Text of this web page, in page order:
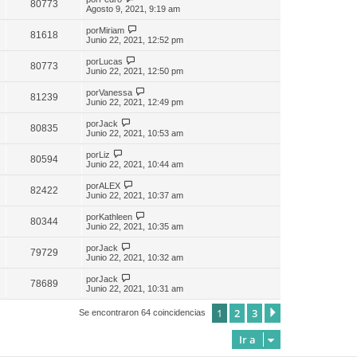
80773
Agosto 9, 2021, 9:19 am
81618 porMiriam
Junio 22, 2021, 12:52 pm
80773 porLucas
Junio 22, 2021, 12:50 pm
81239 porVanessa
Junio 22, 2021, 12:49 pm
80835 porJack
Junio 22, 2021, 10:53 am
80594 porLiz
Junio 22, 2021, 10:44 am
82422 porALEX
Junio 22, 2021, 10:37 am
80344 porKathleen
Junio 22, 2021, 10:35 am
79729 porJack
Junio 22, 2021, 10:32 am
78689 porJack
Junio 22, 2021, 10:31 am
Se encontraron 64 coincidencias 1 2 3
Ir a